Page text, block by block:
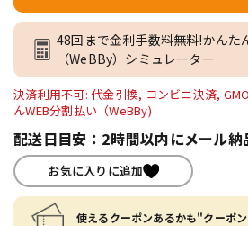
48回まで金利手数料無料!かんた
（WeBBy）シミュレーター
決済利用不可: 代金引換, コンビニ決済,
んWEB分割払い（WeBBy)
配送日目安：2時間以内にメール納
お気に入りに追加
使えるクーポンあるかも"クーポ